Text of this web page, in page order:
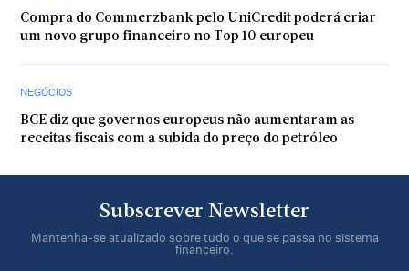
Compra do Commerzbank pelo UniCredit poderá criar
um novo grupo financeiro no Top 10 europeu
NEGÓCIOS
BCE diz que governos europeus não aumentaram as
receitas fiscais com a subida do preço do petróleo
Subscrever Newsletter
Mantenha-se atualizado sobre tudo o que se passa no sistema
financeiro.